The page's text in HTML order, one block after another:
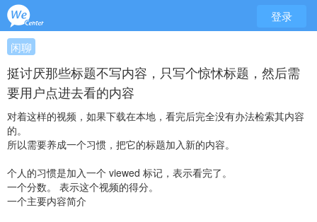
登录
闲聊
挺讨厌那些标题不写内容，只写个惊怵标题，然后需
要用户点进去看的内容
对着这样的视频，如果下载在本地，看完后完全没有办法检索其内容
的。
所以需要养成一个习惯，把它的标题加入新的内容。
个人的习惯是加入一个 viewed 标记，表示看完了。
一个分数。 表示这个视频的得分。
一个主要内容简介